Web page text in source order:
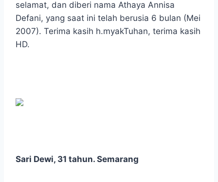
selamat, dan diberi nama Athaya Annisa
Defani, yang saat ini telah berusia 6 bulan (Mei
2007). Terima kasih h.myakTuhan, terima kasih
HD.
Sari Dewi, 31 tahun. Semarang